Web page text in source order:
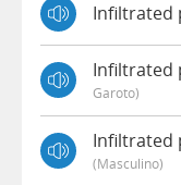
Infiltrated
Infiltrated
Garoto)
Infiltrated
(masculino)